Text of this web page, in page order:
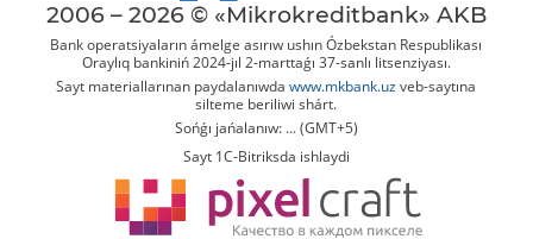
2006 – 2026 © «Mikrokreditbank» AKB
Bank operatsiyaların ámelge asırıw ushın Ózbekstan Respublikası
Oraylıq bankiniń 2024-jıl 2-marttaǵı 37-sanlı litsenziyası.
Sayt materiallarınan paydalanıwdawww.mkbank.uz veb-saytına
silteme beriliwi shárt.
Sońǵı jańalanıw: ... (GMT+5)
Sayt 1C-Bitriksda ishlaydi